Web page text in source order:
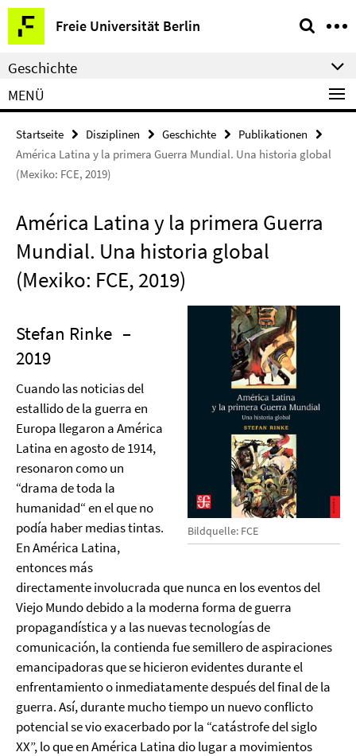
Springe
direkt
zu
Inhalt
Freie Universität Berlin
Service-
Navigation
Geschichte
MENÜ
Startseite Disziplinen Geschichte
Publikationen
América Latina y la primera Guerra Mundial. Una historia global
(Mexiko: FCE, 2019)
América Latina y la primera Guerra
Mundial. Una historia global
(Mexiko: FCE, 2019)
Bildquelle: FCE
Stefan Rinke –
2019
Cuando las noticias del
estallido de la guerra en
Europa llegaron a América
Latina en agosto de 1914,
resonaron como un
“drama de toda la
humanidad“ en el que no
podía haber medias tintas.
En América Latina,
entonces más
directamente involucrada que nunca en los eventos del
Viejo Mundo debido a la moderna forma de guerra
propagandística y a las nuevas tecnologías de
comunicación, la contienda fue semillero de aspiraciones
emancipadoras que se hicieron evidentes durante el
enfrentamiento o inmediatamente después del final de la
guerra. Así, durante mucho tiempo un nuevo conflicto
potencial se vio exacerbado por la “catástrofe del siglo
XX”, lo que en América Latina dio lugar a movimientos